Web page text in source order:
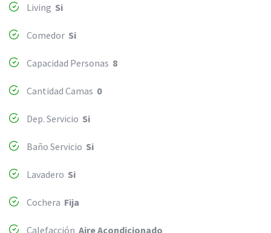
Living Si
Comedor Si
Capacidad Personas 8
Cantidad Camas 0
Dep. Servicio Si
Baño Servicio Si
Lavadero Si
Cochera Fija
Calefacción Aire Acondicionado